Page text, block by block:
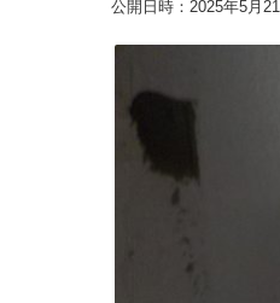
公開日時： 2025年5月21